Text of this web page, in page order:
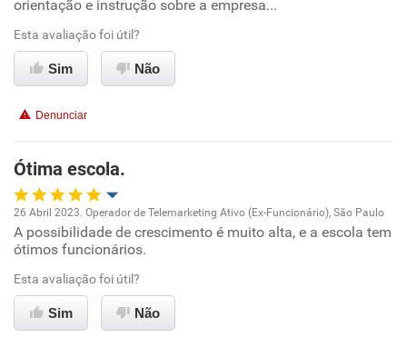
orientação e instrução sobre a empresa...
Esta avaliação foi útil?
Sim Não
Denunciar
Ótima escola.
Oportunidade de promoção
Ambiente de trabalho
Conciliação com a vida familiar
26 Abril 2023. Operador de Telemarketing Ativo (Ex-Funcionário), São Paulo
A possibilidade de crescimento é muito alta, e a escola tem
ótimos funcionários.
Esta avaliação foi útil?
Sim Não